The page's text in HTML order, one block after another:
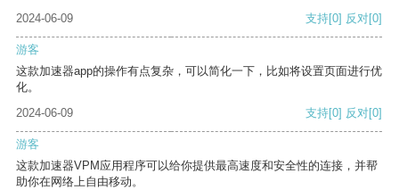
2024-06-09 支持[0] 反对[0]
游客
这款加速器app的操作有点复杂，可以简化一下，比如将设置页面进行优
化。
2024-06-09
支持[0] 反对[0]
游客
这款加速器VPM应用程序可以给你提供最高速度和安全性的连接，并帮
助你在网络上自由移动。